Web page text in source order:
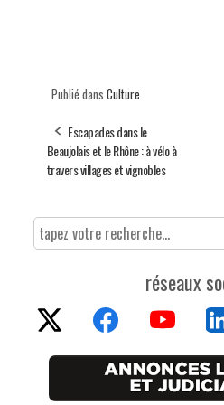
Publié dans Culture
Escapades dans le
Beaujolais et le Rhône : à vélo à
travers villages et vignobles
réseaux